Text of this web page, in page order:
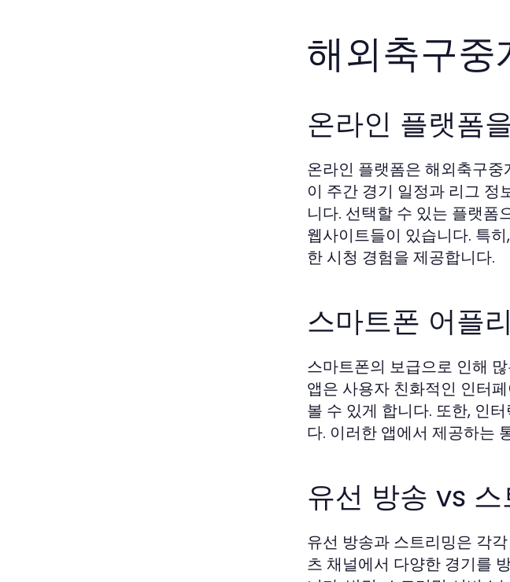
해외축구중
온라인 플랫폼
온라인 플랫폼은 해외축구
이 주간 경기 일정과 리그 정
니다. 선택할 수 있는 플랫폼
웹사이트들이 있습니다. 특
한 시청 경험을 제공합니다.
스마트폰 어플
스마트폰의 보급으로 인해
앱은 사용자 친화적인 인터
볼 수 있게 합니다. 또한, 인
다. 이러한 앱에서 제공하는
유선 방송 vs 스
유선 방송과 스트리밍은 각
츠 채널에서 다양한 경기를